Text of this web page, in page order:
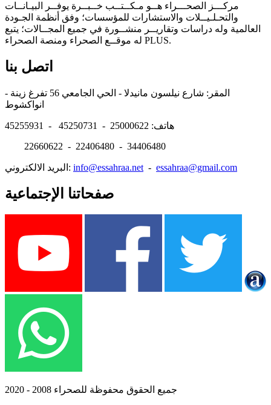
مركـــز الصحـــراء هــو مـكــتــب خــبــرة يوفــر البيـانــات
والتحـلـيــلات والاستشارات للمؤسسات؛ وفق أنظمة الجـودة
العالمية وله دراسات وتقاريــر منشــورة في جميع المجــالات؛ يتبع
له موقــع الصحراء ومنصة الصحراء PLUS.
اتصل بنا
المقر: شارع نيلسون مانيدلا - الحي الجامعي 56 تفرغ زينة -
هاتف: 25000622 - 45250731 - 45255931
22660622 - 22406480 - 34406480
البريد الالكتروني: info@essahraa.net - essahraa@gmail.com
صفحاتنا الإجتماعية
جميع الحقوق محفوظة للصحراء 2008 - 2020